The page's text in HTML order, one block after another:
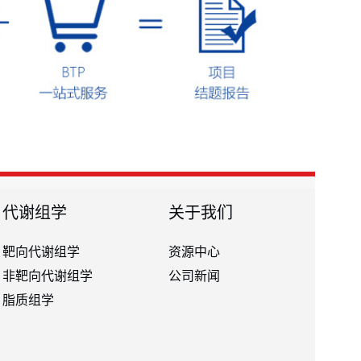
代谢组学
靶向代谢组学
非靶向代谢组学
脂质组学
关于我们
资源中心
公司新闻